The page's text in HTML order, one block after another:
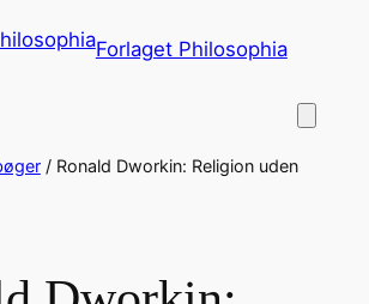
Forlaget Philosophia
/ Ronald Dworkin: Religion uden